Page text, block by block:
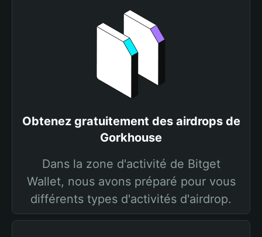
Obtenez gratuitement des airdrops de
Gorkhouse
Dans la zone d'activité de Bitget
Wallet, nous avons préparé pour vous
différents types d'activités d'airdrop.